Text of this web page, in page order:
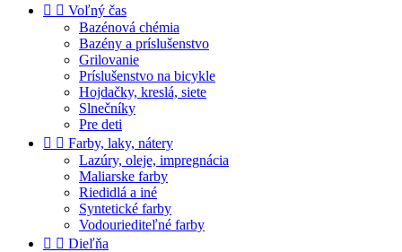
  Voľný čas
Bazénová chémia
Bazény a príslušenstvo
Grilovanie
Príslušenstvo na bicykle
Hojdačky, kreslá, siete
Slnečníky
Pre deti
  Farby, laky, nátery
Lazúry, oleje, impregnácia
Maliarske farby
Riedidlá a iné
Syntetické farby
Vodouriediteľné farby
  Dieľňa